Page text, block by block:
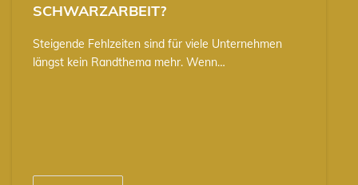
SCHWARZARBEIT?
Steigende Fehlzeiten sind für viele Unternehmen
längst kein Randthema mehr. Wenn…